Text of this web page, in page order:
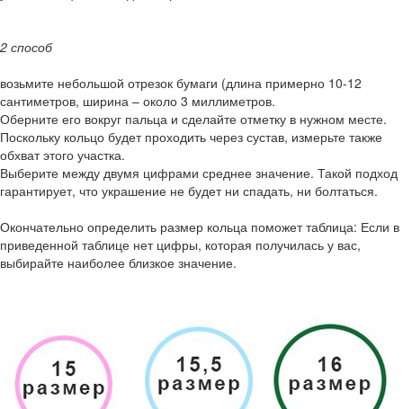
2 способ
возьмите небольшой отрезок бумаги (длина примерно 10-12
сантиметров, ширина – около 3 миллиметров.
Оберните его вокруг пальца и сделайте отметку в нужном месте.
Поскольку кольцо будет проходить через сустав, измерьте также
обхват этого участка.
Выберите между двумя цифрами среднее значение. Такой подход
гарантирует, что украшение не будет ни спадать, ни болтаться.
Окончательно определить размер кольца поможет таблица: Если в
приведенной таблице нет цифры, которая получилась у вас,
выбирайте наиболее близкое значение.